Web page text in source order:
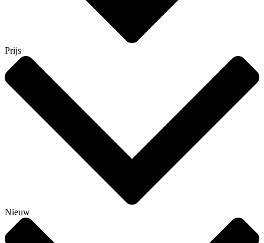
Prijs
Nieuw